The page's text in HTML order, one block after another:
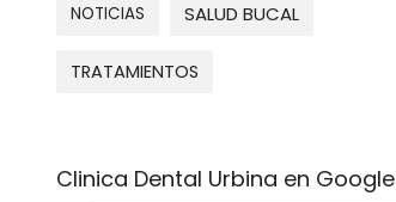
NOTICIAS SALUD BUCAL
TRATAMIENTOS
Clinica Dental Urbina en Google